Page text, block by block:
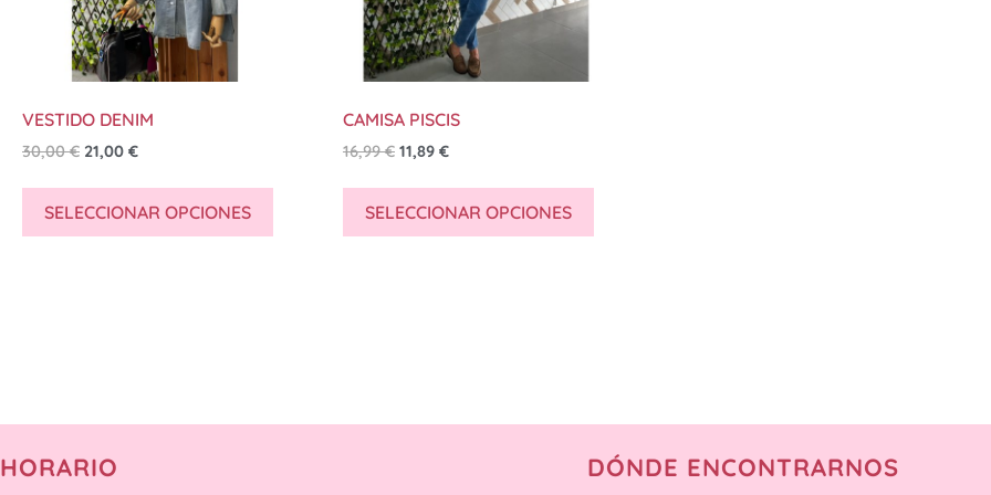
VESTIDO DENIM
30,00€ 21,00 €
SELECCIONAR OPCIONES
CAMISA PISCIS
16,99€ 11,89 €
SELECCIONAR OPCIONES
HORARIO DÓNDE ENCONTRARNOS